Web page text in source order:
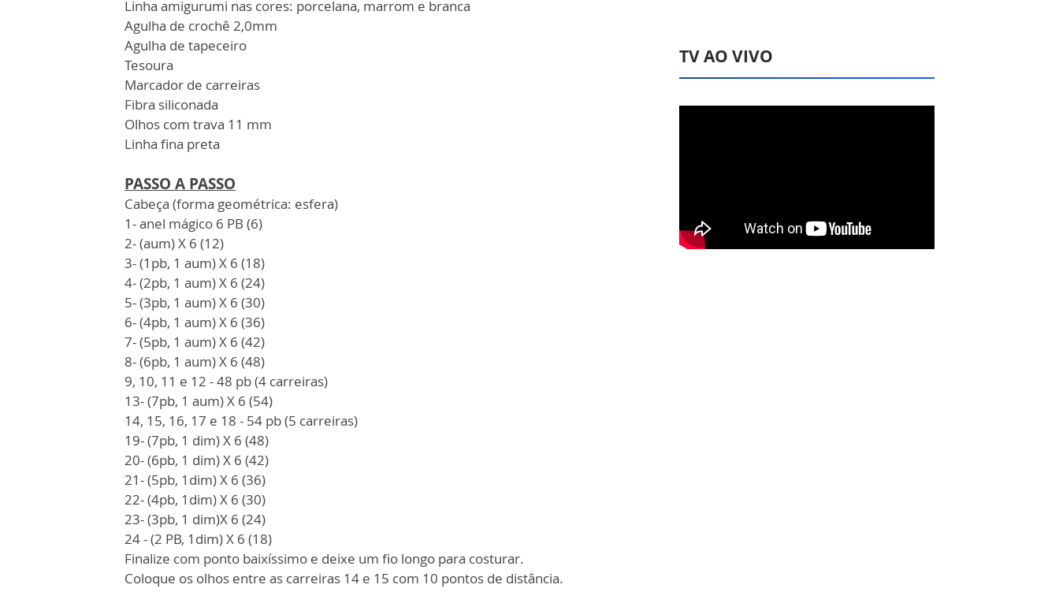
Linha amigurumi nas cores: porcelana, marrom e branca
Agulha de crochê 2,0mm
Agulha de tapeceiro
Tesoura
Marcador de carreiras
Fibra siliconada
Olhos com trava 11 mm
Linha fina preta
PASSO A PASSO
Cabeça (forma geométrica: esfera)
1- anel mágico 6 PB (6)
2- (aum) X 6 (12)
3- (1pb, 1 aum) X 6 (18)
4- (2pb, 1 aum) X 6 (24)
5- (3pb, 1 aum) X 6 (30)
6- (4pb, 1 aum) X 6 (36)
7- (5pb, 1 aum) X 6 (42)
8- (6pb, 1 aum) X 6 (48)
9, 10, 11 e 12 - 48 pb (4 carreiras)
13- (7pb, 1 aum) X 6 (54)
14, 15, 16, 17 e 18 - 54 pb (5 carreiras)
19- (7pb, 1 dim) X 6 (48)
20- (6pb, 1 dim) X 6 (42)
21- (5pb, 1dim) X 6 (36)
22- (4pb, 1dim) X 6 (30)
23- (3pb, 1 dim)X 6 (24)
24 - (2 PB, 1dim) X 6 (18)
Finalize com ponto baixíssimo e deixe um fio longo para costurar.
Coloque os olhos entre as carreiras 14 e 15 com 10 pontos de distância.
TV AO VIVO